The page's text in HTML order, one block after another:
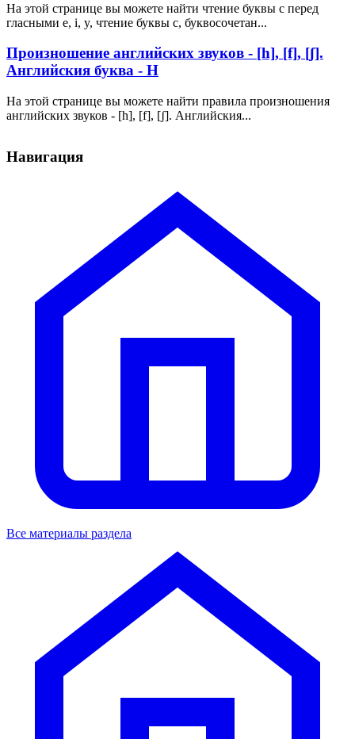
На этой странице вы можете найти чтение буквы с перед
гласными e, i, y, чтение буквы с, буквосочетан...
Произношение английских звуков - [h], [f], [ʃ].
Английския буква - H
На этой странице вы можете найти правила произношения
английских звуков - [h], [f], [ʃ]. Английския...
Навигация
Все материалы раздела